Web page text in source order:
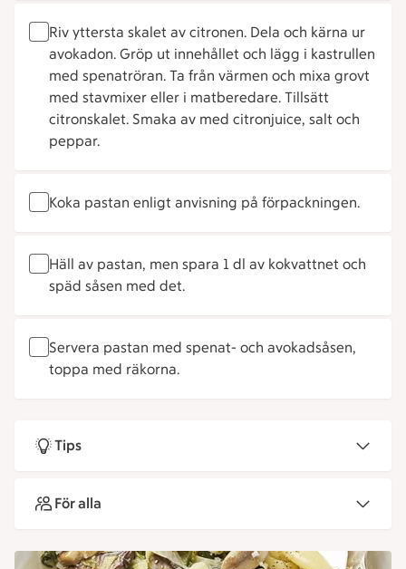
Riv yttersta skalet av citronen. Dela och kärna ur
avokadon. Gröp ut innehållet och lägg i kastrullen
med spenatröran. Ta från värmen och mixa grovt
med stavmixer eller i matberedare. Tillsätt
citronskalet. Smaka av med citronjuice, salt och
peppar.
Koka pastan enligt anvisning på förpackningen.
Häll av pastan, men spara 1 dl av kokvattnet och
späd såsen med det.
Servera pastan med spenat- och avokadsåsen,
toppa med räkorna.
Tips
För alla